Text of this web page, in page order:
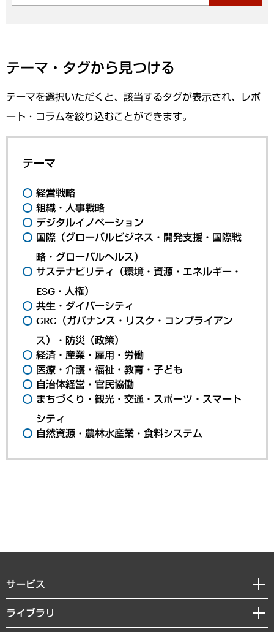
テーマ・タグから見つける
テーマを選択いただくと、該当するタグが表示され、レポ
ート・コラムを絞り込むことができます。
テーマ
経営戦略
組織・人事戦略
デジタルイノベーション
国際（グローバルビジネス・開発支援・国際戦
略・グローバルヘルス）
サステナビリティ（環境・資源・エネルギー・
ESG・人権）
共生・ダイバーシティ
GRC（ガバナンス・リスク・コンプライアン
ス）・防災（政策）
経済・産業・雇用・労働
医療・介護・福祉・教育・子ども
自治体経営・官民協働
まちづくり・観光・交通・スポーツ・スマート
シティ
自然資源・農林水産業・食料システム
サービス
経営戦略
組織・人事戦略
ライブラリ